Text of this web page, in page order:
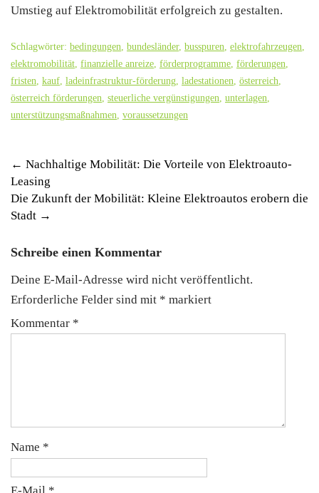
Umstieg auf Elektromobilität erfolgreich zu gestalten.
Schlagwörter: bedingungen bundesländer, busspuren elektrofahrzeugen
elektromobilität finanzielle anreize förderprogramme förderungen
fristen kauf ladeinfrastruktur-förderung ladestationen österreich
österreich förderungen steuerliche vergünstigungen unterlagen
unterstützungsmaßnahmen voraussetzungen
Post
navigation
← Nachhaltige Mobilität: Die Vorteile von Elektroauto-
Leasing
Die Zukunft der Mobilität: Kleine Elektroautos erobern die
Stadt →
Schreibe einen Kommentar
Deine E-Mail-Adresse wird nicht veröffentlicht.
Erforderliche Felder sind mit * markiert
Kommentar *
Name *